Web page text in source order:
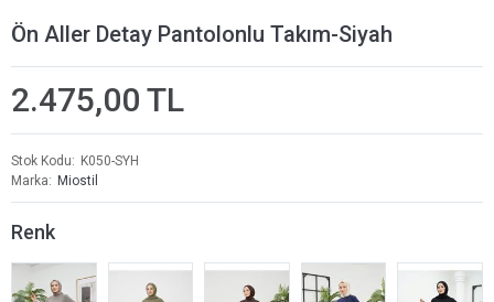
Ön Aller Detay Pantolonlu Takım-Siyah
2.475,00 TL
Stok Kodu
K050-SYH
Marka
Miostil
Renk